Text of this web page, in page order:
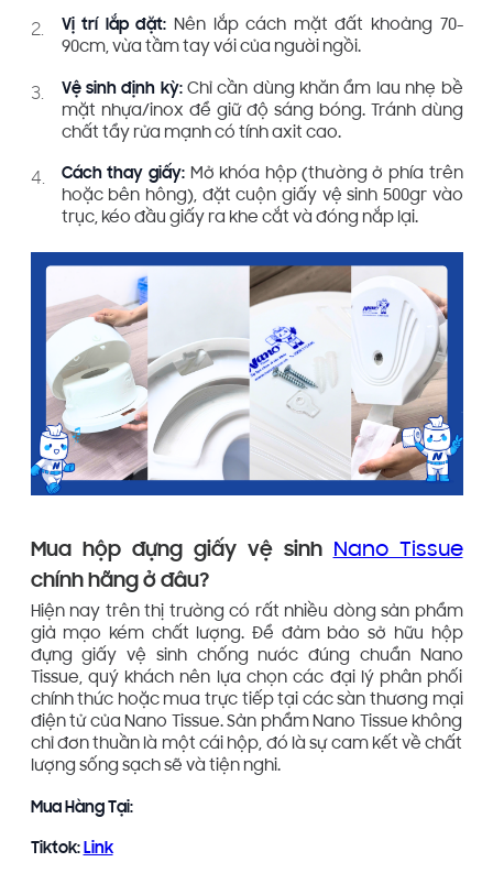
Vị trí lắp đặt: Nên lắp cách mặt đất khoảng 70-
90cm, vừa tầm tay với của người ngồi.
Vệ sinh định kỳ:Chỉ cần dùng khăn ẩm lau nhẹ bề
mặt nhựa/inox để giữ độ sáng bóng. Tránh dùng
chất tẩy rửa mạnh có tính axit cao.
Cách thay giấy: Mở khóa hộp (thường ở phía trên
hoặc bên hông), đặt cuộn giấy vệ sinh 500gr vào
trục, kéo đầu giấy ra khe cắt và đóng nắp lại.
Mua hộp đựng giấy vệ sinh Nano Tissue
chính hãng ở đâu?
Hiện nay trên thị trường có rất nhiều dòng sản phẩm
giả mạo kém chất lượng. Để đảm bảo sở hữu hộp
đựng giấy vệ sinh chống nước đúng chuẩn Nano
Tissue, quý khách nên lựa chọn các đại lý phân phối
chính thức hoặc mua trực tiếp tại các sàn thương mại
điện tử của Nano Tissue. Sản phẩm Nano Tissue không
chỉ đơn thuần là một cái hộp, đó là sự cam kết về chất
lượng sống sạch sẽ và tiện nghi.
Mua Hàng Tại:
Tiktok: Link